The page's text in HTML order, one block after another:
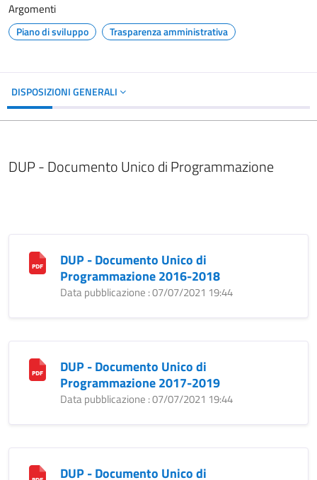
Argomenti
Piano di sviluppo Trasparenza amministrativa
DISPOSIZIONI GENERALI
DUP - Documento Unico di Programmazione
DUP - Documento Unico di
Programmazione 2016-2018
Data pubblicazione : 07/07/2021 19:44
DUP - Documento Unico di
Programmazione 2017-2019
Data pubblicazione : 07/07/2021 19:44
DUP - Documento Unico di